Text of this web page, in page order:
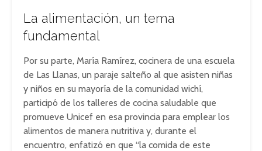
La alimentación, un tema
fundamental
Por su parte, María Ramírez, cocinera de una escuela
de Las Llanas, un paraje salteño al que asisten niñas
y niños en su mayoría de la comunidad wichí,
participó de los talleres de cocina saludable que
promueve Unicef en esa provincia para emplear los
alimentos de manera nutritiva y, durante el
encuentro, enfatizó en que “la comida de este